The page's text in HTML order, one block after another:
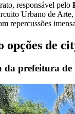
responsável pelo
Urbano de Arte,
repercussões
opções de
da prefeitura de